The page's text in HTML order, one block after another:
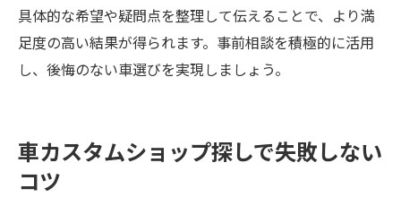
具体的な希望や疑問点を整理して伝えることで、より満
足度の高い結果が得られます。事前相談を積極的に活用
し、後悔のない車選びを実現しましょう。
車カスタムショップ探しで失敗しない
コツ